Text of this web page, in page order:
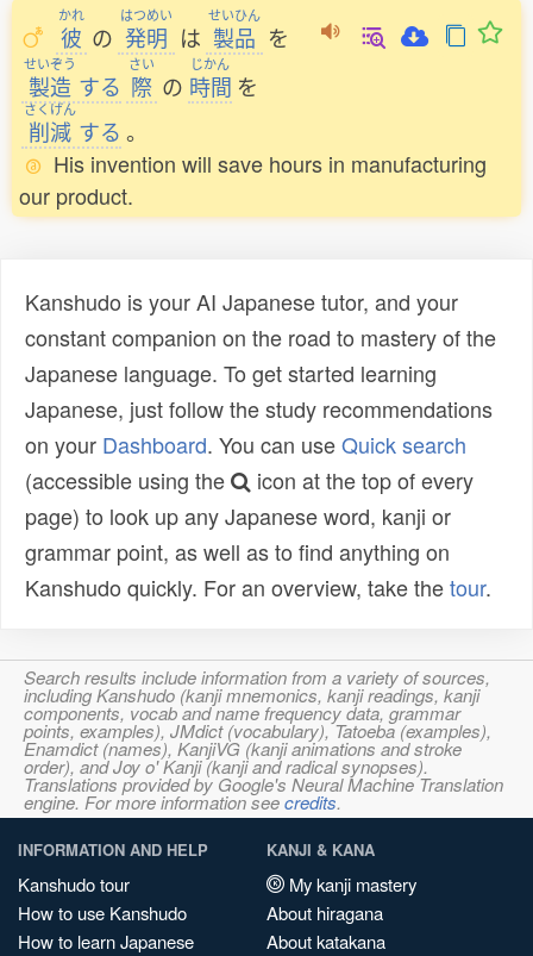
かれ
彼 の
はつめい
発明 は
せいひん
製品 を
せいぞう
製造 する
さい
際 の
じかん
時間 を
さくげん
削減 する 。
His invention will save hours in manufacturing
our product.
Kanshudo is your AI Japanese tutor, and your
constant companion on the road to mastery of the
Japanese language. To get started learning
Japanese, just follow the study recommendations
on your Dashboard. You can useQuick search
(accessible using the
icon at the top of every
page) to look up any Japanese word, kanji or
grammar point, as well as to find anything on
Kanshudo quickly. For an overview, take thetour.
Search results include information from a variety of sources,
including Kanshudo (kanji mnemonics, kanji readings, kanji
components, vocab and name frequency data, grammar
points, examples), JMdict (vocabulary), Tatoeba (examples),
Enamdict (names), KanjiVG (kanji animations and stroke
order), and Joy o' Kanji (kanji and radical synopses).
Translations provided by Google's Neural Machine Translation
engine. For more information seecredits.
INFORMATION AND HELP
Kanshudo tour
How to use Kanshudo
How to learn Japanese
KANJI & KANA
My kanji mastery
About hiragana
About katakana